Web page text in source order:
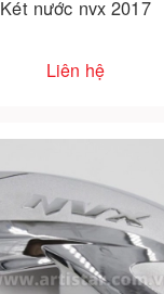
Két nước nvx 2017
Liên hệ